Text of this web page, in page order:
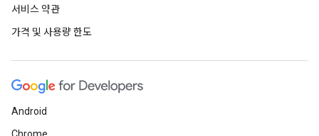
서비스 약관
가격 및 사용량 한도
Android